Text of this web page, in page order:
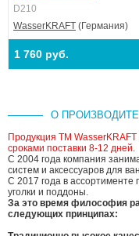
D210
WasserKRAFT (Германия)
1 760 руб.
О
Продукция ТМ WasserKRAFT
сроками поставки 8-12 дней.
С 2004 года компания
систем и аксессуаров для
С 2017 года в
уголки и поддоны.
За это время философия
следующих принципах: